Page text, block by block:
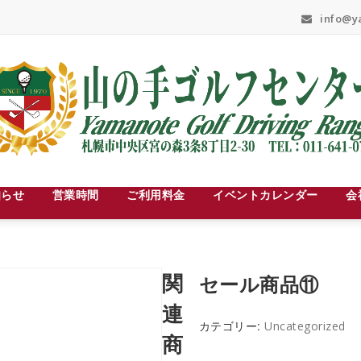
せ 営業時間 ご利用料金 イベントカレンダー 会
セール商品⑪
カテゴリー:Uncategorized
関
連
商